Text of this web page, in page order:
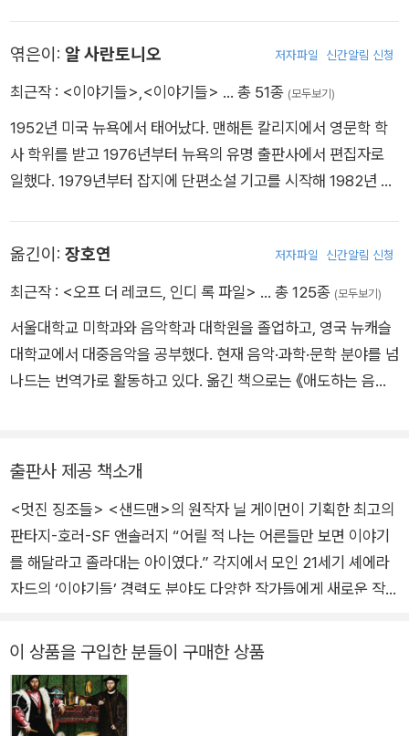
m Ashbless Memorial Cookbook (2002) - 제임스 블레이록
과 공저 Nine Sonnets (2006) - Three Days to Never에 삽
토머스 매러티의 이름으로 출간됐다. Three Sonnets (2007) -
A Soul in a Bottle에 나오는 시인 샤이엔 플레밍의 <뒤늦게 발
굴된> 시들로, A Soul in a Bottle의 컬렉터 판에 들어 있다.
0인’으로 무어콕을 선정했다. 다차원 세계를 넘나드는 그의 주인
리스트, 편집자, 뮤지션 등으로 다양한 분야에서 활동해온 마이클
무어콕은 현재 미국 텍사스 주에서 새로운 작품을 집필하고 있다.
를 받아 그리기 시작한 것이 8년간 35명의 화가들을 거쳐 본편
외에도 수많은 외전을 낳은 히트작 《샌드맨》이다. 그는 이 시리
수상하였으며, 하비상, 세계판타지문학상 단편 부문에 선정되면
서 만화로는 최초로 문학상을 수상하는 기록을 남겼다. 일본의 일
러스트레이터 아마노 요시타카와 함께 낸 《샌드맨: 꿈사냥꾼》으
로는 브람스토커상을 받음과 동시에 휴고상 후보에 올랐다. 또한
꾸준히 단편 소설을 준비하여 1990년 발표한 《멋진 징조들》이
설 《신들의 전쟁》은 휴고, 네뷸러, 로커스 등 3대 SF 문학상을 휩
쓸었고, 그 외 어린 독자들을 위해 쓴 《금붕어 두 마리와 아빠를
바꾼 날》, 《벽 속에 늑대가 있어》, 《코렐라인》 등의 작품을 줄줄
이 히트시키면서 그래픽 노블계에서 만큼이나 문학계에서도 인
수상했다. 또한 2010년 영국 CILIP 카네기 메달을 수상하면서
같은 책으로 뉴베리상과 카네기 메달을 동시에 석권한 첫 번째 작
가가 되었다. [뉴욕 타임스] 베스트셀러에 35주 연속으로 올랐
다. 2017년에는 지금까지 모은 자료를 망라하여 《북유럽 신화》
를 냈다. 최근까지도 소설·드라마·영화·만화 작가로 왕성하게 활
엮은이: 알 사란토니오 저자파일 신간알림 신청
최근작 : <이야기들> <이야기들> … 총 51종 (모두보기)
1952년 미국 뉴욕에서 태어났다. 맨해튼 칼리지에서 영문학 학
사 학위를 받고 1976년부터 뉴욕의 유명 출판사에서 편집자로
일했다. 1979년부터 잡지에 단편소설 기고를 시작해 1982년 첫
스 이야기』로 브램 스토커 상을 수상했으며, 닐 게이먼과 공동 편
집한 『이야기들』로 2010년 셜리 잭슨 상 앤솔러지 부문을 수상
옮긴이: 장호연 저자파일 신간알림 신청
최근작 : <오프 더 레코드, 인디 록 파일> … 총 125종 (모두보기)
서울대학교 미학과와 음악학과 대학원을 졸업하고, 영국 뉴캐슬
대학교에서 대중음악을 공부했다. 현재 음악·과학·문학 분야를 넘
나드는 번역가로 활동하고 있다. 옮긴 책으로는 《애도하는 음악》
악 이야기》 《리슨 투 디스》 《뮤지코필리아》 《하늘의 모든 새들》
출판사 제공 책소개
<멋진 징조들> <샌드맨>의 원작자 닐 게이먼이 기획한 최고의
판타지-호러-SF 앤솔러지 “어릴 적 나는 어른들만 보면 이야기
를 해달라고 졸라대는 아이였다.” 각지에서 모인 21세기 셰에라
자드의 ‘이야기들’ 경력도 분야도 다양한 작가들에게 새로운 작품
력을 발휘해줄 것’이었다. “판타지는 비방하는 사람들이 으레 생
도 하고, 왜곡하기도 하고, 가리기도 하고, 감추기도 한다. 내가
알고 있는 세상이 실은 이랬구나 하는 생각이 들게 한다. (……) 알
이 상품을 구입한 분들이 구매한 상품